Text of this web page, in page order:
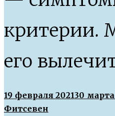
критерии.
его
19 февраля 202130 марта
Фитсевен